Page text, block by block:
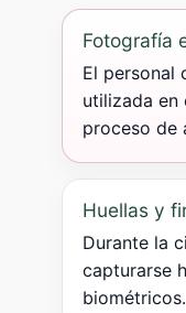
Fotografía
El personal
utilizada en
proceso de
Huellas y
Durante la
capturarse
biométricos.